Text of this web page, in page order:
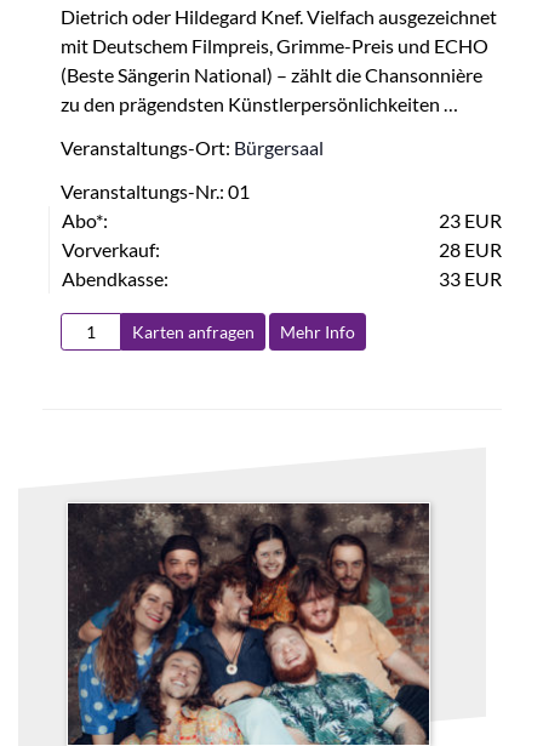
Dietrich oder Hildegard Knef. Vielfach ausgezeichnet
mit Deutschem Filmpreis, Grimme-Preis und ECHO
(Beste Sängerin National) – zählt die Chansonnière
zu den prägendsten Künstlerpersönlichkeiten …
Veranstaltungs-Ort: Bürgersaal
Veranstaltungs-Nr.: 01
Abo*:
23 EUR
Vorverkauf:
28 EUR
Abendkasse:
33 EUR
Karten anfragen Mehr Info